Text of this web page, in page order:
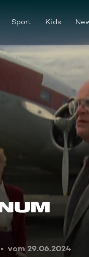
Sport Kids
Ein langer Abschied
vom 29.06.2024